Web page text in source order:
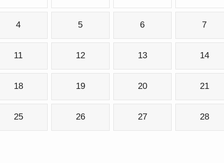
4 5 6 7
11 12 13 14
18 19 20 21
25 26 27 28